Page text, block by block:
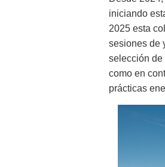
iniciando
2025 esta
sesiones de
selección de
como en
prácticas